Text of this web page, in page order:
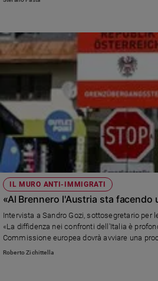
IL MURO ANTI-IMMIGRATI
«Al Brennero l'Austria sta facendo
Intervista a Sandro Gozi, sottosegretario per
«La diffidenza nei confronti dell'Italia è
Commissione europea dovrà avviare una
visita del Papa a Lesbo ci ricorda che i diritti
Roberto Zichittella